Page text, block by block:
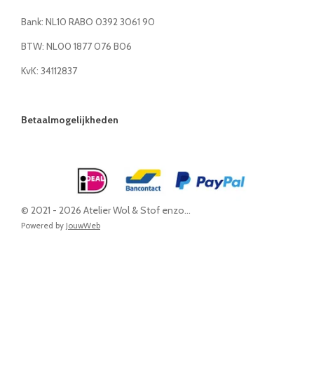
Bank: NL10 RABO 0392 3061 90
BTW: NL00 1877 076 B06
KvK: 34112837
Betaalmogelijkheden
© 2021 - 2026 Atelier Wol & Stof enzo...
Powered by JouwWeb